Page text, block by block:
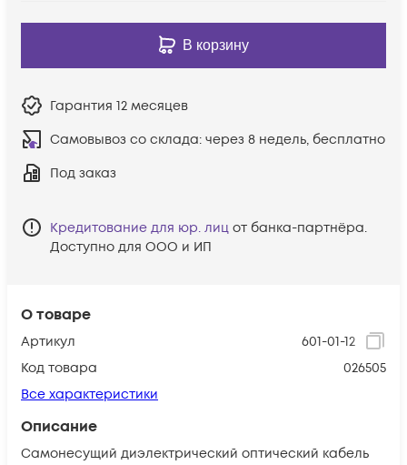
О товаре
Артикул
601-01-12
Код товара
026505
Все характеристики
Описание
Самонесущий диэлектрический оптический кабель
В корзину
Гарантия 12 месяцев
Самовывоз со склада: через 8 недель, бесплатно
Под заказ
Кредитование для юр. лиц от банка-партнёра.
Доступно для ООО и ИП